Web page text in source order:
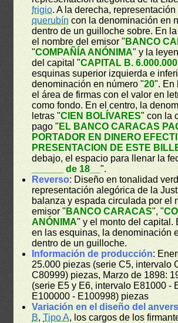
frigio. A la derecha,
querubín con la denominación en
dentro de un guilloche sobre. En
el nombre del emisor " BANCO
"COMPAÑÍA ANÓNIMA" y la
del capital "CAPITAL B. 6.000.000
esquinas superior izquierda e
denominación en número "20". En
el área de firmas con el valor en
como fondo. En el centro, la
letras "CIEN BOLÍVARES" con la
pago " EL BANCO CARACAS
PORTADOR EN DINERO
PRESENTACION DE ESTE
debajo, el espacio para llenar la
______ de 18__".
Reverso: Diseño en tonalidad
representación alegórica de la
balanza y espada circulada por el
emisor " BANCO CARACAS", "
ANÓNIMA" y el monto del capital.
en las esquinas, la denominación
dentro de un guilloche.
Información de producción:
25.000 piezas (serie C5, intervalo
C80999) piezas, Marzo de 1898:
(serie E5 y E6, intervalo E81000 -
E100000 - E100998) piezas
Variación en el diseño del
B,Tipo A, los cargos de los